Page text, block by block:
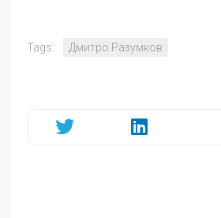
Tags: Дмитро Разумков